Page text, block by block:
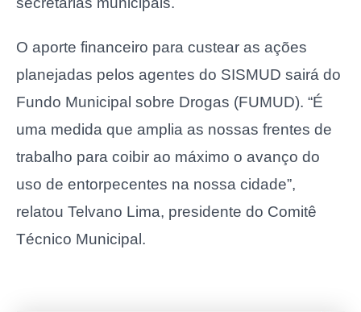
O aporte financeiro para custear as ações
planejadas pelos agentes do SISMUD sairá do
Fundo Municipal sobre Drogas (FUMUD). “É
uma medida que amplia as nossas frentes de
trabalho para coibir ao máximo o avanço do
uso de entorpecentes na nossa cidade”,
relatou Telvano Lima, presidente do Comitê
Técnico Municipal.